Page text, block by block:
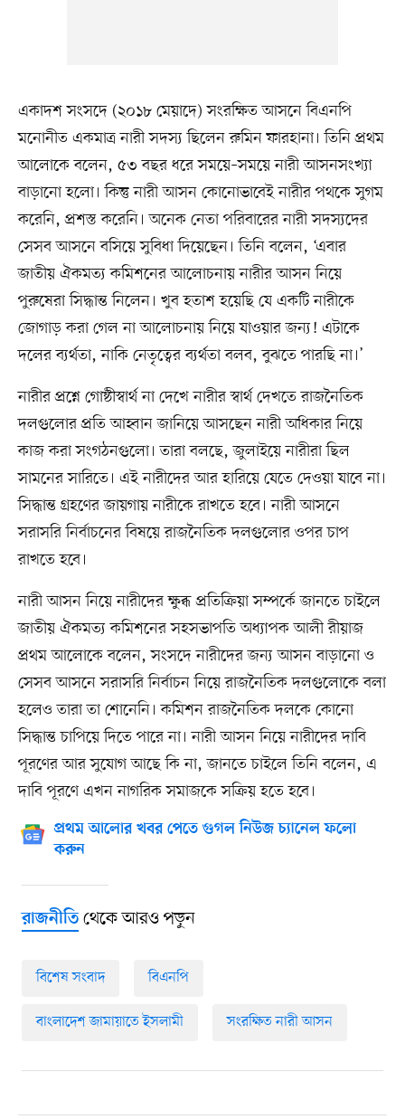
একাদশ সংসদে (২০১৮ মেয়াদে) সংরক্ষিত আসনে বিএনপি
মনোনীত একমাত্র নারী সদস্য ছিলেন রুমিন ফারহানা। তিনি প্রথম
আলোকে বলেন, ৫৩ বছর ধরে সময়ে–সময়ে নারী আসনসংখ্যা
বাড়ানো হলো। কিন্তু নারী আসন কোনোভাবেই নারীর পথকে সুগম
করেনি, প্রশস্ত করেনি। অনেক নেতা পরিবারের নারী সদস্যদের
সেসব আসনে বসিয়ে সুবিধা দিয়েছেন। তিনি বলেন, ‘এবার
জাতীয় ঐকমত্য কমিশনের আলোচনায় নারীর আসন নিয়ে
পুরুষেরা সিদ্ধান্ত নিলেন। খুব হতাশ হয়েছি যে একটি নারীকে
জোগাড় করা গেল না আলোচনায় নিয়ে যাওয়ার জন্য! এটাকে
দলের ব্যর্থতা, নাকি নেতৃত্বের ব্যর্থতা বলব, বুঝতে পারছি না।’
নারীর প্রশ্নে গোষ্ঠীস্বার্থ না দেখে নারীর স্বার্থ দেখতে রাজনৈতিক
দলগুলোর প্রতি আহ্বান জানিয়ে আসছেন নারী অধিকার নিয়ে
কাজ করা সংগঠনগুলো। তারা বলছে, জুলাইয়ে নারীরা ছিল
সামনের সারিতে। এই নারীদের আর হারিয়ে যেতে দেওয়া যাবে না।
সিদ্ধান্ত গ্রহণের জায়গায় নারীকে রাখতে হবে। নারী আসনে
সরাসরি নির্বাচনের বিষয়ে রাজনৈতিক দলগুলোর ওপর চাপ
রাখতে হবে।
নারী আসন নিয়ে নারীদের ক্ষুব্ধ প্রতিক্রিয়া সম্পর্কে জানতে চাইলে
জাতীয় ঐকমত্য কমিশনের সহসভাপতি অধ্যাপক আলী রীয়াজ
প্রথম আলোকে বলেন, সংসদে নারীদের জন্য আসন বাড়ানো ও
সেসব আসনে সরাসরি নির্বাচন নিয়ে রাজনৈতিক দলগুলোকে বলা
হলেও তারা তা শোনেনি। কমিশন রাজনৈতিক দলকে কোনো
সিদ্ধান্ত চাপিয়ে দিতে পারে না। নারী আসন নিয়ে নারীদের দাবি
পূরণের আর সুযোগ আছে কি না, জানতে চাইলে তিনি বলেন, এ
দাবি পূরণে এখন নাগরিক সমাজকে সক্রিয় হতে হবে।
প্রথম আলোর খবর পেতে গুগল নিউজ চ্যানেল ফলো
করুন
রাজনীতিথেকে আরও পড়ুন
বিশেষ সংবাদ বিএনপি
বাংলাদেশ জামায়াতে ইসলামী সংরক্ষিত নারী আসন